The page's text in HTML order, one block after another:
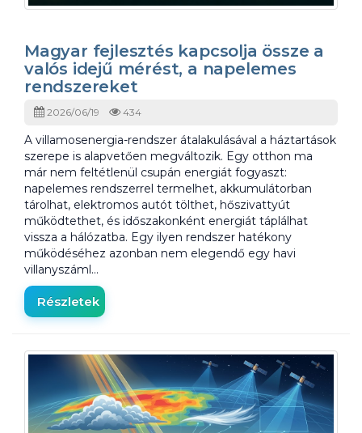
Magyar fejlesztés kapcsolja össze a
valós idejű mérést, a napelemes
rendszereket
2026/06/19 434
A villamosenergia-rendszer átalakulásával a háztartások
szerepe is alapvetően megváltozik. Egy otthon ma
már nem feltétlenül csupán energiát fogyaszt:
napelemes rendszerrel termelhet, akkumulátorban
tárolhat, elektromos autót tölthet, hőszivattyút
működtethet, és időszakonként energiát táplálhat
vissza a hálózatba. Egy ilyen rendszer hatékony
működéséhez azonban nem elegendő egy havi
villanyszáml…
Részletek